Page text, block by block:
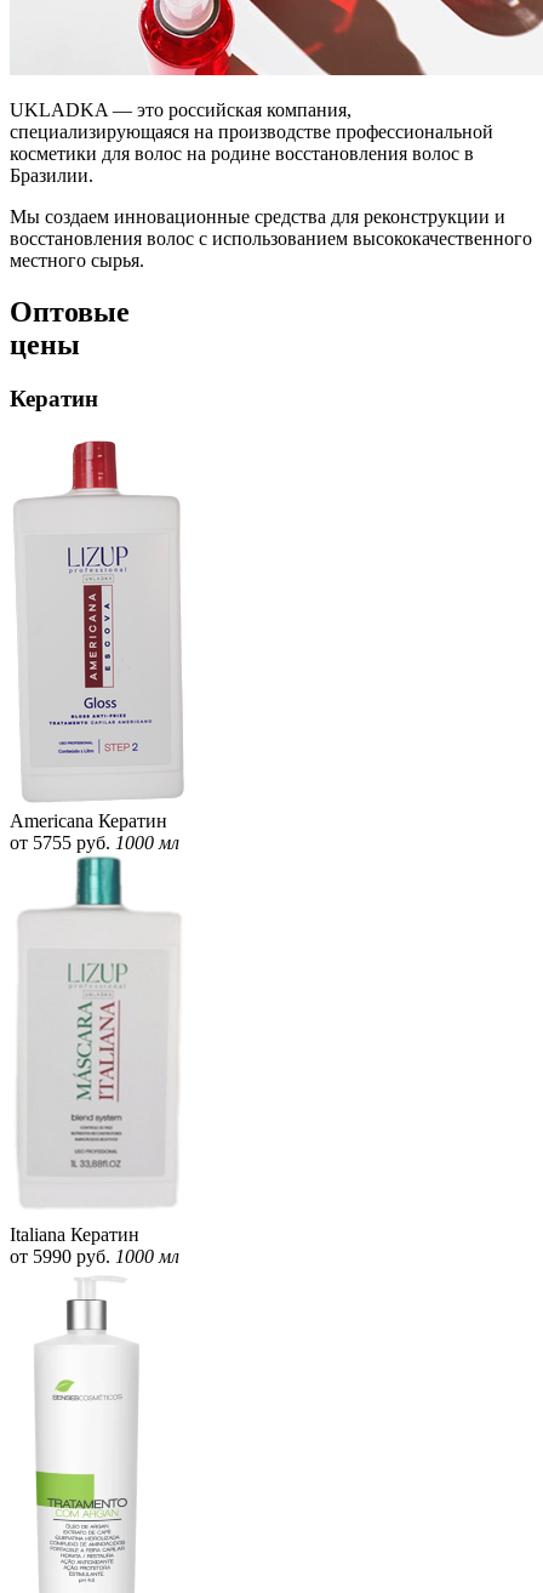
UKLADKA — это российская компания,
специализирующаяся на производстве профессиональной
косметики для волос на родине восстановления волос в
Бразилии.
Мы создаем инновационные средства для реконструкции и
восстановления волос с использованием высококачественного
местного сырья.
Оптовые
цены
Кератин
Americana Кератин
от 5755 руб. 1000 мл
Italiana Кератин
от 5990 руб. 1000 мл